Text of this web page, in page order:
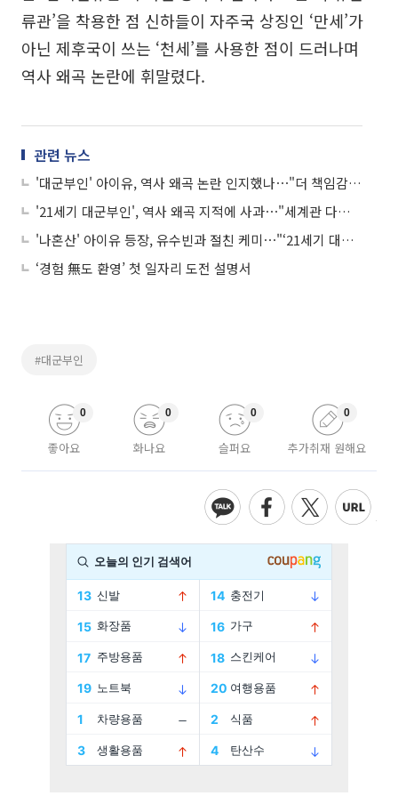
류관’을 착용한 점 신하들이 자주국 상징인 ‘만세’가
아닌 제후국이 쓰는 ‘천세’를 사용한 점이 드러나며
역사 왜곡 논란에 휘말렸다.
관련 뉴스
'대군부인' 아이유, 역사 왜곡 논란 인지했나⋯"더 책임감 가지고 잘 하겠다"
'21세기 대군부인', 역사 왜곡 지적에 사과⋯"세계관 다듬는 노력 부족"
'나혼산' 아이유 등장, 유수빈과 절친 케미⋯"‘21세기 대군부인’으로 친분"
‘경험 無도 환영’ 첫 일자리 도전 설명서
#대군부인
좋아요
0
화나요
0
슬퍼요
0
추가취재 원해요
0